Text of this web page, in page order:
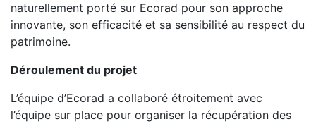
naturellement porté sur Ecorad pour son approche
innovante, son efficacité et sa sensibilité au respect du
patrimoine.
Déroulement du projet
L’équipe d’Ecorad a collaboré étroitement avec
l’équipe sur place pour organiser la récupération des